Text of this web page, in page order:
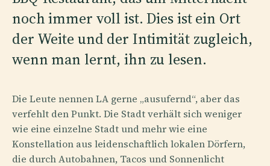
noch immer voll ist. Dies ist ein Ort
der Weite und der Intimität zugleich,
wenn man lernt, ihn zu lesen.
Die Leute nennen LA gerne „ausufernd“, aber das
verfehlt den Punkt. Die Stadt verhält sich weniger
wie eine einzelne Stadt und mehr wie eine
Konstellation aus leidenschaftlich lokalen Dörfern,
die durch Autobahnen, Tacos und Sonnenlicht